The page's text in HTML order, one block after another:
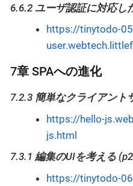
6.6.2 ユーザ認証に対応し
https://tinytodo-
7章 SPAへの進化
7.2.3 簡単なクライアント
https://hello-
js.html
7.3.1 編集のUIを考える
https://tinytodo-